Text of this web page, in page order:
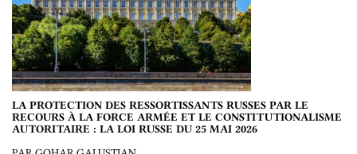
LA PROTECTION DES RESSORTISSANTS RUSSES PAR LE
RECOURS À LA FORCE ARMÉE ET LE CONSTITUTIONALISME
AUTORITAIRE : LA LOI RUSSE DU 25 MAI 2026